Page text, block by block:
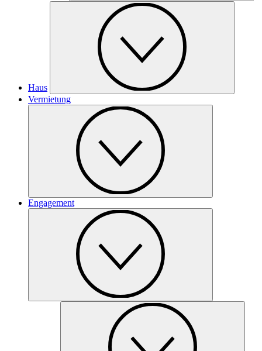
Haus
Vermietung
Engagement